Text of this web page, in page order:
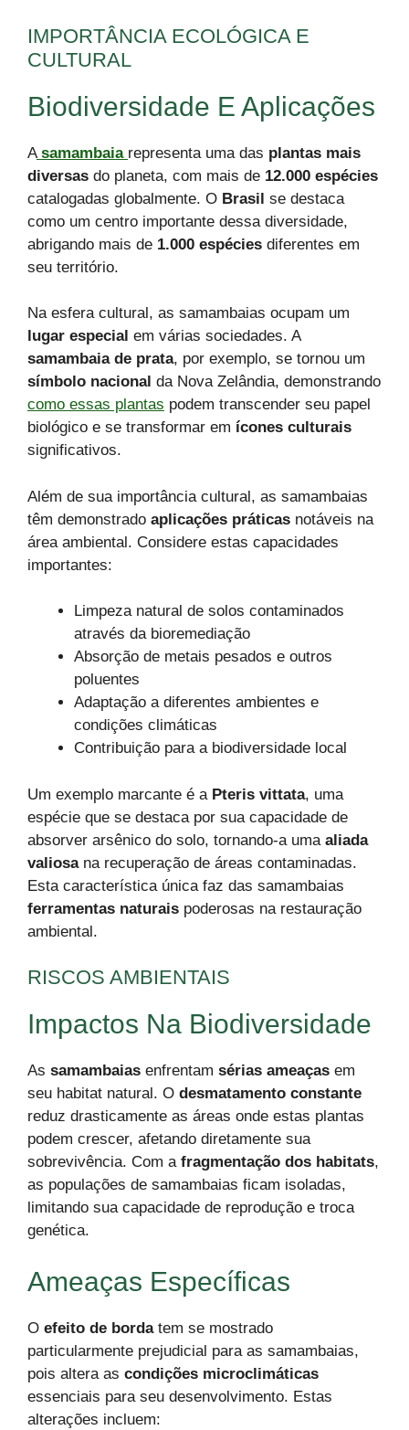
IMPORTÂNCIA ECOLÓGICA E
CULTURAL
Biodiversidade E Aplicações
A samambaia representa uma das plantas mais
diversas do planeta, com mais de 12.000 espécies
catalogadas globalmente. O Brasil se destaca
como um centro importante dessa diversidade,
abrigando mais de 1.000 espécies diferentes em
seu território.
Na esfera cultural, as samambaias ocupam um
lugar especial em várias sociedades. A
samambaia de prata, por exemplo, se tornou um
símbolo nacional da Nova Zelândia, demonstrando
como essas plantas podem transcender seu papel
biológico e se transformar em ícones culturais
significativos.
Além de sua importância cultural, as samambaias
têm demonstrado aplicações práticas notáveis na
área ambiental. Considere estas capacidades
importantes:
Limpeza natural de solos contaminados
através da bioremediação
Absorção de metais pesados e outros
poluentes
Adaptação a diferentes ambientes e
condições climáticas
Contribuição para a biodiversidade local
Um exemplo marcante é a Pteris vittata, uma
espécie que se destaca por sua capacidade de
absorver arsênico do solo, tornando-a uma aliada
valiosana recuperação de áreas contaminadas.
Esta característica única faz das samambaias
ferramentas naturais poderosas na restauração
ambiental.
RISCOS AMBIENTAIS
Impactos Na Biodiversidade
As samambaias enfrentam sérias ameaças em
seu habitat natural. O desmatamento constante
reduz drasticamente as áreas onde estas plantas
podem crescer, afetando diretamente sua
sobrevivência. Com a fragmentação dos habitats,
as populações de samambaias ficam isoladas,
limitando sua capacidade de reprodução e troca
genética.
Ameaças Específicas
O efeito de bordatem se mostrado
particularmente prejudicial para as samambaias,
pois altera as condições microclimáticas
essenciais para seu desenvolvimento. Estas
alterações incluem: